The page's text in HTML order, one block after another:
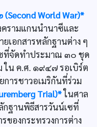
(Second World War)*
ครามแกนนำนาซีและ
เอกสารหลักฐานต่าง ๆ
ที่จัดทำประมาณ ๓๐ ชุด
ใน ค.ศ. ๑๙๔๗ รอเบิร์ต
การชาวอเมริกันที่ร่วม
Trial)*ในศาล
กฐานพิธีสารวันน์เซที่
ของกระทรวงการต่าง